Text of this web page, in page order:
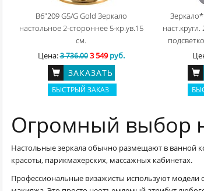
B6"209 G5/G Gold Зеркало
настольное 2-стороннее 5-кр.ув.15
см.
Цена:3 736.00 3 549руб.
ЗАКАЗАТЬ
БЫСТРЫЙ ЗАКАЗ
Огромный выбор
Настольные зеркала обычно размещают в ванной
красоты, парикмахерских, массажных кабинетах.
Профессиональные визажисты используют модели